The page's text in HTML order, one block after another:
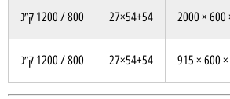
54+54×27 800 / 1200 ק״ג
54+54×27 800 / 1200 ק״ג